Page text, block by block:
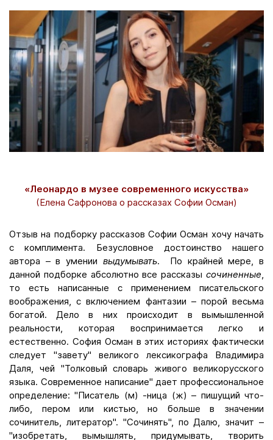
«Леонардо в музее современного искусства»
(Елена Сафронова о рассказах Софии Осман)
Отзыв на подборку рассказов Софии Осман хочу начать
с комплимента. Безусловное достоинство нашего
автора – в умении выдумывать. По крайней мере, в
данной подборке абсолютно все рассказы сочиненные,
то есть написанные с применением писательского
воображения, с включением фантазии – порой весьма
богатой. Дело в них происходит в вымышленной
реальности, которая воспринимается легко и
естественно. София Осман в этих историях фактически
следует "завету" великого лексикографа Владимира
Даля, чей "Толковый словарь живого великорусского
языка. Современное написание" дает профессиональное
определение: "Писатель (м) -ница (ж) – пишущий что-
либо, пером или кистью, но больше в значении
сочинитель, литератор". "Сочинять", по Далю, значит –
"изобретать, вымышлять, придумывать, творить